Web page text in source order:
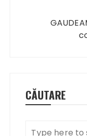
CĂUTARE